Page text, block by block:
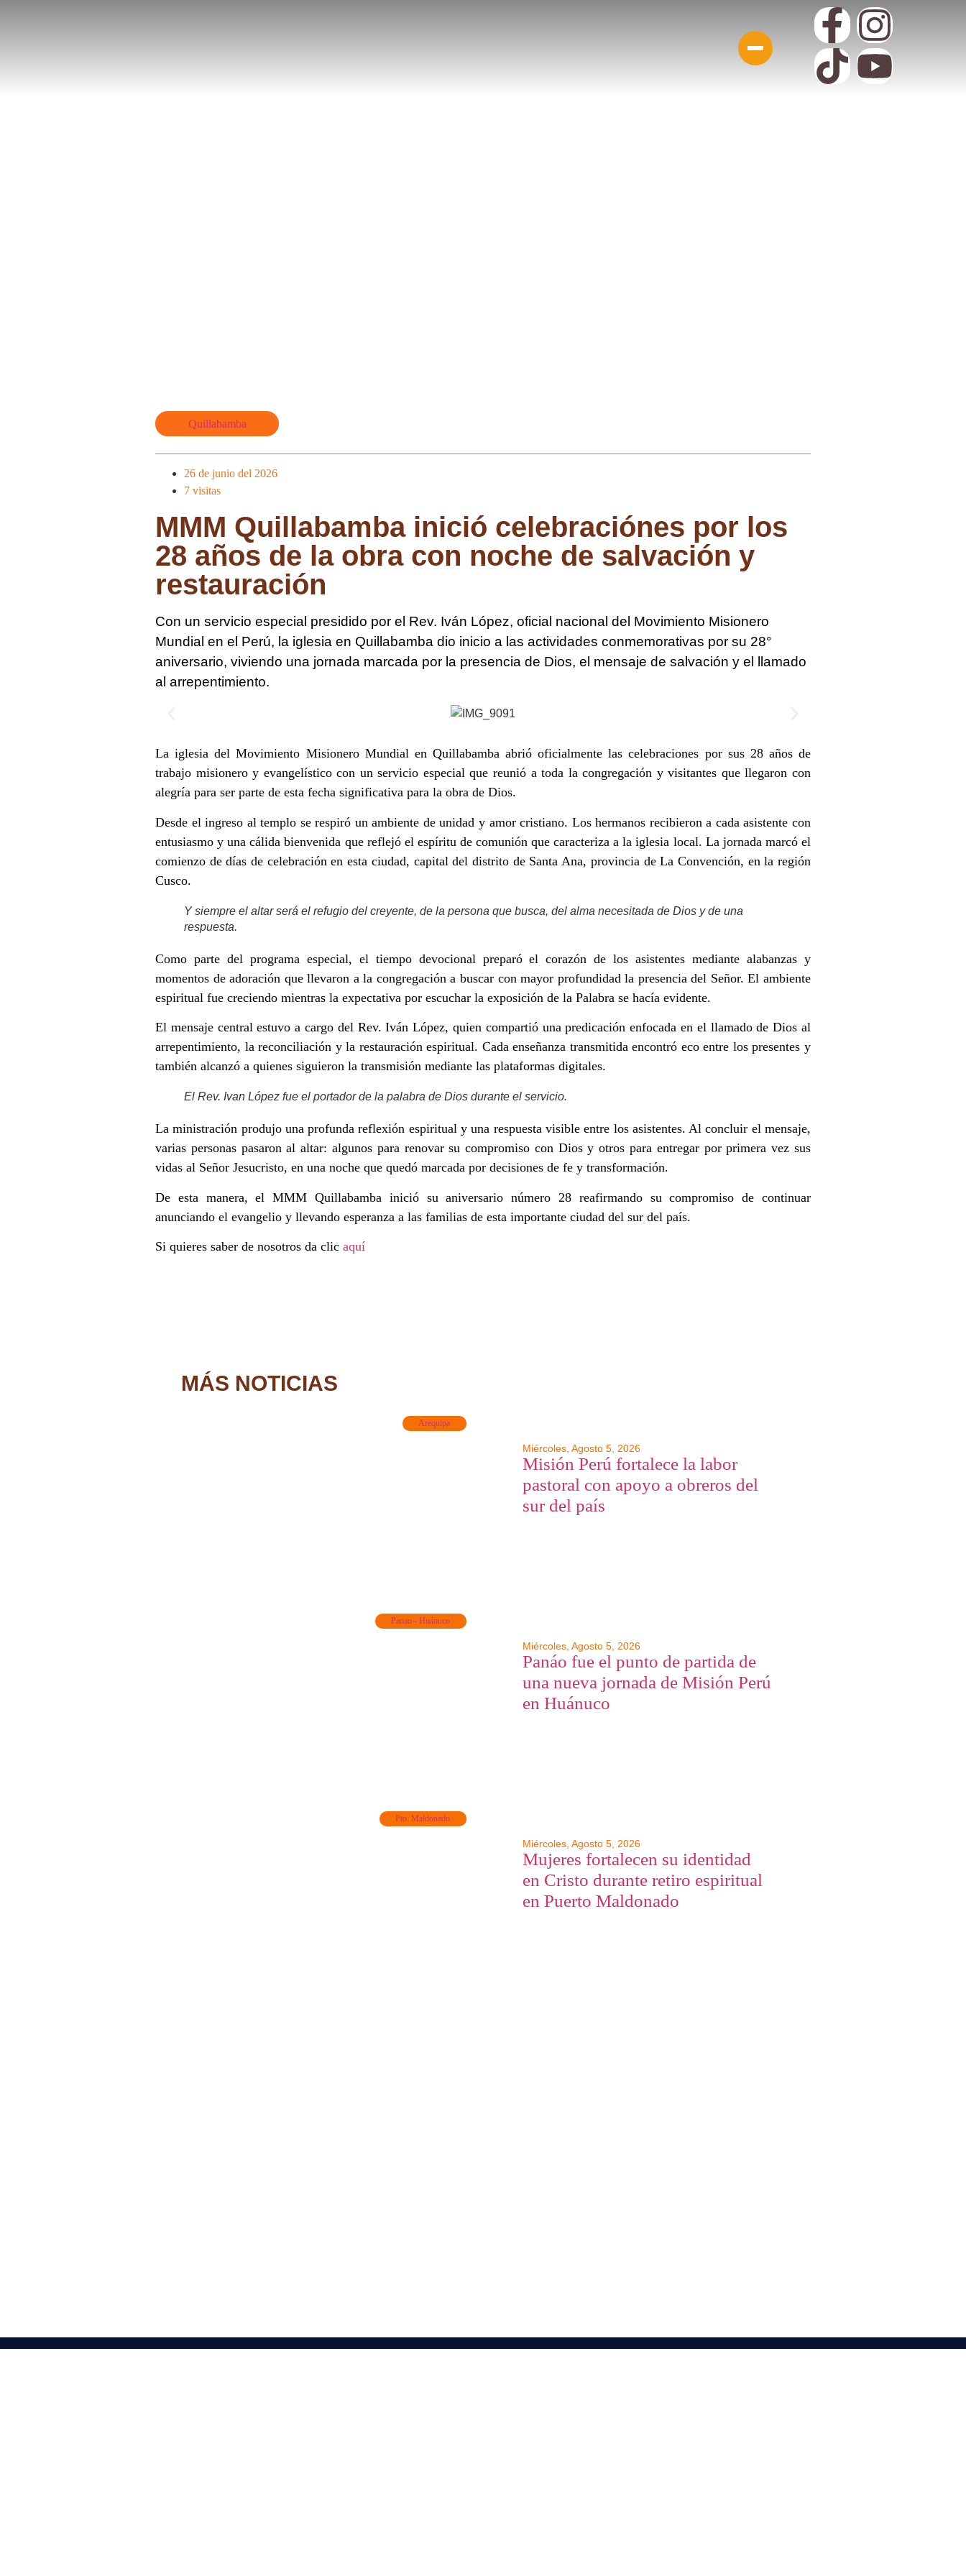
Quillabamba
26 de junio del 2026
7 visitas
MMM Quillabamba inició celebraciónes por los
28 años de la obra con noche de salvación y
restauración
Con un servicio especial presidido por el Rev. Iván López, oficial nacional del Movimiento Misionero
Mundial en el Perú, la iglesia en Quillabamba dio inicio a las actividades conmemorativas por su 28°
aniversario, viviendo una jornada marcada por la presencia de Dios, el mensaje de salvación y el llamado
al arrepentimiento.
La iglesia del Movimiento Misionero Mundial en Quillabamba abrió oficialmente las celebraciones por sus 28 años de
trabajo misionero y evangelístico con un servicio especial que reunió a toda la congregación y visitantes que llegaron con
alegría para ser parte de esta fecha significativa para la obra de Dios.
Desde el ingreso al templo se respiró un ambiente de unidad y amor cristiano. Los hermanos recibieron a cada asistente con
entusiasmo y una cálida bienvenida que reflejó el espíritu de comunión que caracteriza a la iglesia local. La jornada marcó el
comienzo de días de celebración en esta ciudad, capital del distrito de Santa Ana, provincia de La Convención, en la región
Cusco.
Y siempre el altar será el refugio del creyente, de la persona que busca, del alma necesitada de Dios y de una
respuesta.
Como parte del programa especial, el tiempo devocional preparó el corazón de los asistentes mediante alabanzas y
momentos de adoración que llevaron a la congregación a buscar con mayor profundidad la presencia del Señor. El ambiente
espiritual fue creciendo mientras la expectativa por escuchar la exposición de la Palabra se hacía evidente.
El mensaje central estuvo a cargo del Rev. Iván López, quien compartió una predicación enfocada en el llamado de Dios al
arrepentimiento, la reconciliación y la restauración espiritual. Cada enseñanza transmitida encontró eco entre los presentes y
también alcanzó a quienes siguieron la transmisión mediante las plataformas digitales.
El Rev. Ivan López fue el portador de la palabra de Dios durante el servicio.
La ministración produjo una profunda reflexión espiritual y una respuesta visible entre los asistentes. Al concluir el mensaje,
varias personas pasaron al altar: algunos para renovar su compromiso con Dios y otros para entregar por primera vez sus
vidas al Señor Jesucristo, en una noche que quedó marcada por decisiones de fe y transformación.
De esta manera, el MMM Quillabamba inició su aniversario número 28 reafirmando su compromiso de continuar
anunciando el evangelio y llevando esperanza a las familias de esta importante ciudad del sur del país.
Si quieres saber de nosotros da clic aquí
MÁS NOTICIAS
Arequipa
Miércoles, Agosto 5, 2026
Misión Perú fortalece la labor
pastoral con apoyo a obreros del
sur del país
Panao - Huánuco
Miércoles, Agosto 5, 2026
Panáo fue el punto de partida de
una nueva jornada de Misión Perú
en Huánuco
Pto. Maldonado
Miércoles, Agosto 5, 2026
Mujeres fortalecen su identidad
en Cristo durante retiro espiritual
en Puerto Maldonado